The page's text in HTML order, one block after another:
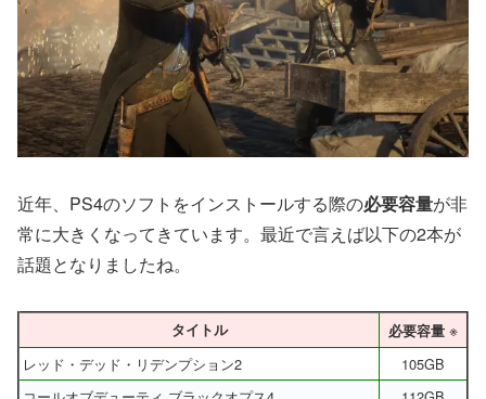
近年、PS4のソフトをインストールする際の必要容量が非
常に大きくなってきています。最近で言えば以下の2本が
話題となりましたね。
タイトル 必要容量 ※
レッド・デッド・リデンプション2
105GB